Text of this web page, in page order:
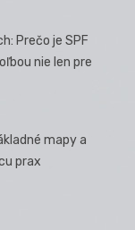
Prečo je SPF
nie len pre
mapy a
prax